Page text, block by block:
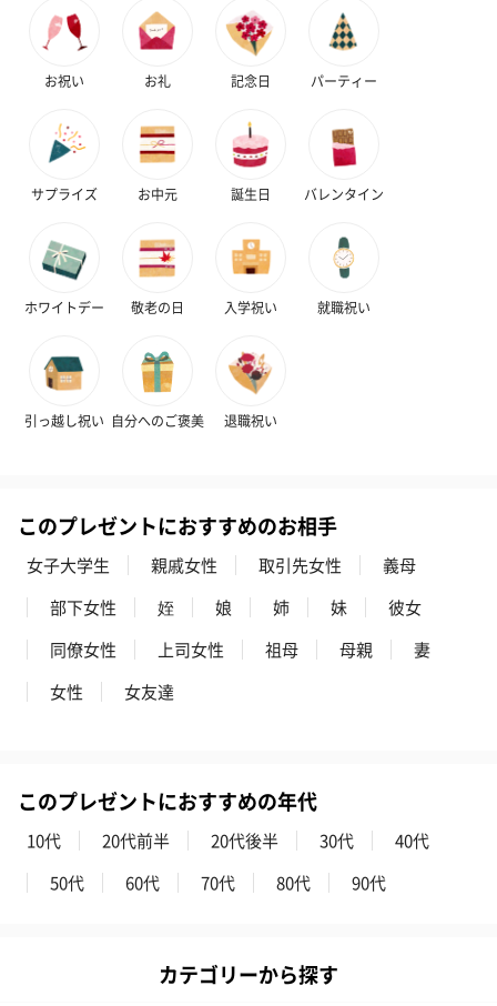
お祝い お礼 記念日 パーティー
サプライズ お中元 誕生日 バレンタイン
ホワイトデー 敬老の日 入学祝い 就職祝い
引っ越し祝い 自分へのご褒美 退職祝い
このプレゼントにおすすめのお相手
女子大学生 親戚女性 取引先女性
義母
部下女性
姪 娘 姉 妹
彼女
同僚女性
上司女性 祖母 母親
妻
女性
女友達
このプレゼントにおすすめの年代
10代 20代前半 20代後半 30代
40代
50代
60代 70代 80代 90代
カテゴリーから探す